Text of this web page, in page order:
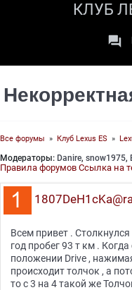
КЛУБ

Все форумы » Клуб Lexus ES »
Модераторы: Danire, snow1975,
Правила форумов Ссылка на
Всем привет .
год пробег 93 т км .
положении Drive ,
происходит толчок , а
то с 3 на 4 такой же